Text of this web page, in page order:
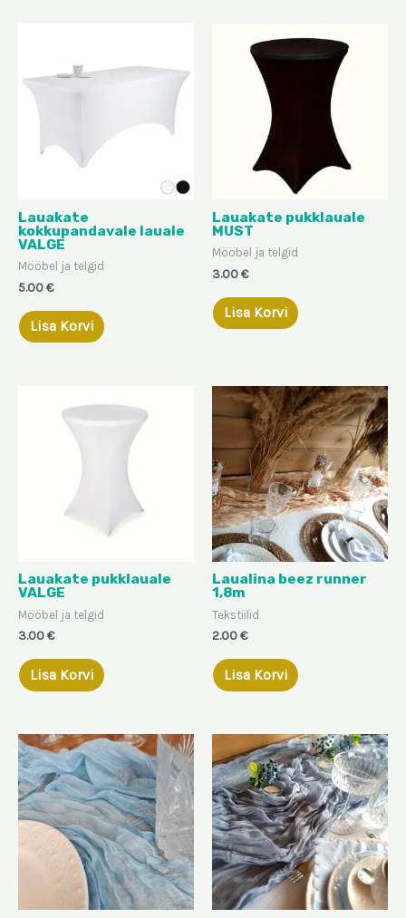
Lauakate
kokkupandavale lauale
VALGE
Mööbel ja telgid
5.00€
Lisa Korvi
Lauakate pukklauale
MUST
Mööbel ja telgid
3.00€
Lisa Korvi
Lauakate pukklauale
VALGE
Mööbel ja telgid
3.00€
Lisa Korvi
Laualina beez runner
1,8m
Tekstiilid
2.00€
Lisa Korvi